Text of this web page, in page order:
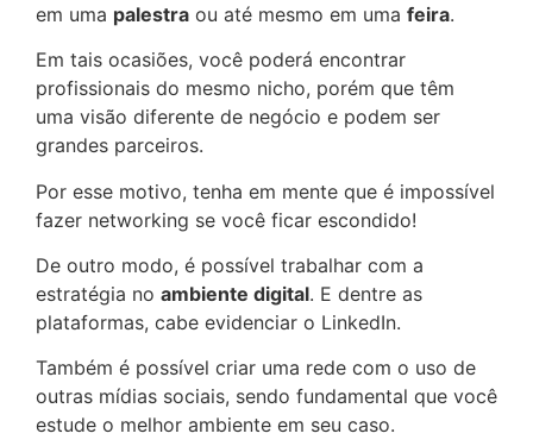
em uma palestra ou até mesmo em uma feira.
Em tais ocasiões, você poderá encontrar
profissionais do mesmo nicho, porém que têm
uma visão diferente de negócio e podem ser
grandes parceiros.
Por esse motivo, tenha em mente que é impossível
fazer networking se você ficar escondido!
De outro modo, é possível trabalhar com a
estratégia no ambiente digital. E dentre as
plataformas, cabe evidenciar o LinkedIn.
Também é possível criar uma rede com o uso de
outras mídias sociais, sendo fundamental que você
estude o melhor ambiente em seu caso.